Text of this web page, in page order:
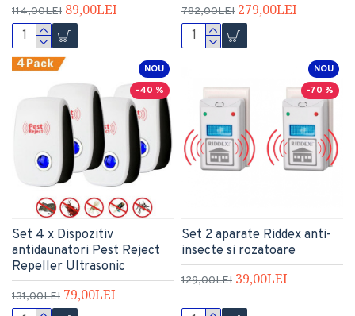
114,00LEI 89,00LEI 782,00LEI 279,00LEI
NOU
-40 %
Set 4 x Dispozitiv
antidaunatori Pest Reject
Repeller Ultrasonic
131,00LEI 79,00LEI
NOU
-70 %
Set 2 aparate Riddex anti-
insecte si rozatoare
129,00LEI 39,00LEI